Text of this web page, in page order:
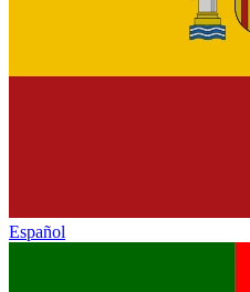
Español